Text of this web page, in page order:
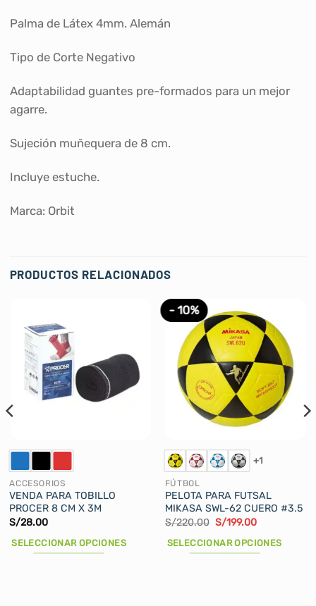
Palma de Látex 4mm. Alemán
Tipo de Corte Negativo
Adaptabilidad guantes pre-formados para un mejor
agarre.
Sujeción muñequera de 8 cm.
Incluye estuche.
Marca: Orbit
PRODUCTOS RELACIONADOS
ACCESORIOS
VENDA PARA TOBILLO
PROCER 8 CM X 3M
S/28.00
SELECCIONAR OPCIONES
- 10%
+1
FÚTBOL
PELOTA PARA FUTSAL
MIKASA SWL-62 CUERO #3.5
S/220.00 El
original
era:
S/199.00El
actual
es:
SELECCIONAR OPCIONES